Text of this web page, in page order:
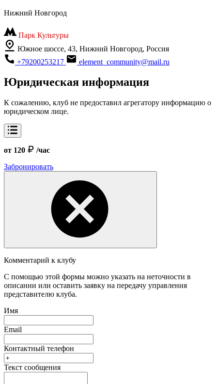
Нижний Новгород
Парк Культуры
Южное шоссе, 43, Нижний Новгород, Россия
+79200253217
element_community@mail.ru
Юридическая информация
К сожалению, клуб не предоставил агрегатору информацию о
юридическом лице.
от 120
/час
Забронировать
Комментарий к клубу
С помощью этой формы можно указать на неточности в
описании или оставить заявку на передачу управления
представителю клуба.
Имя
Email
Контактный телефон
Текст сообщения